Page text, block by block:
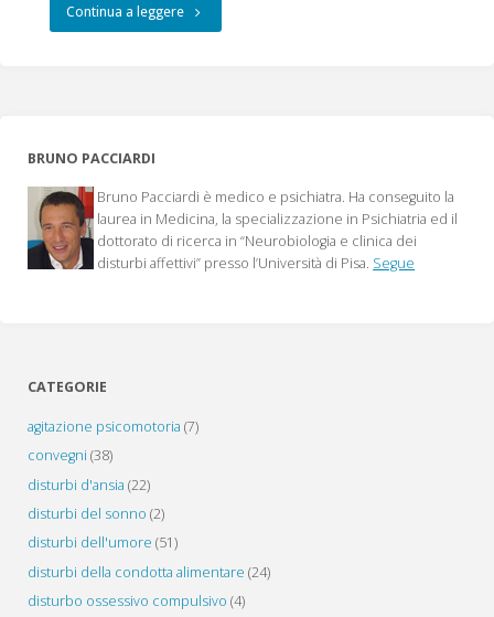
Continua a leggere"Sertraline
BRUNO PACCIARDI
Bruno Pacciardi è medico e psichiatra. Ha conseguito la
laurea in Medicina, la specializzazione in Psichiatria ed il
dottorato di ricerca in “Neurobiologia e clinica dei
disturbi affettivi” presso l’Università di Pisa. Segue
CATEGORIE
agitazione psicomotoria (7)
convegni (38)
disturbi d'ansia (22)
disturbi del sonno (2)
disturbi dell'umore (51)
disturbi della condotta alimentare (24)
disturbo ossessivo compulsivo (4)